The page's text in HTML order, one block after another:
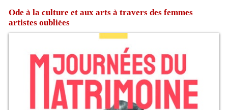
Ode à la culture et aux arts à travers des femmes
artistes oubliées